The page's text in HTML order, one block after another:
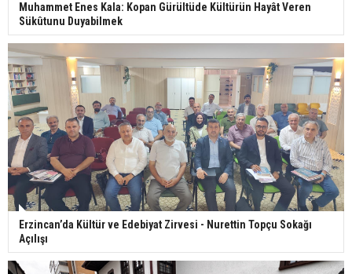
Muhammet Enes Kala: Kopan Gürültüde Kültürün Hayât Veren
Sükûtunu Duyabilmek
Erzincan’da Kültür ve Edebiyat Zirvesi - Nurettin Topçu Sokağı
Açılışı